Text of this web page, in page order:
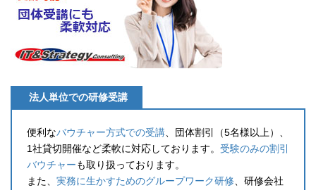
法人単位での研修受講
便利なバウチャー方式での受講 、団体割引（5名様以上）、
1社貸切開催など柔軟に対応しております。 受験のみの割引
バウチャーも取り扱っております。
また、 実務に生かすためのグループワーク研修 、研修会社